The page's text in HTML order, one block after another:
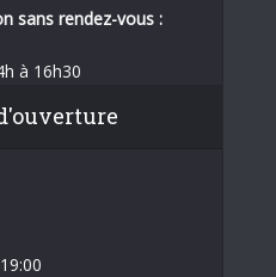
sans rendez-vous :
à 16h30